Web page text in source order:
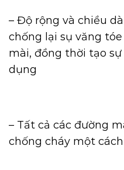
– Độ rộng và chiều
chống lại sụ văng
mài, đồng thời tạo
dụng
– Tất cả các đường
chống cháy một